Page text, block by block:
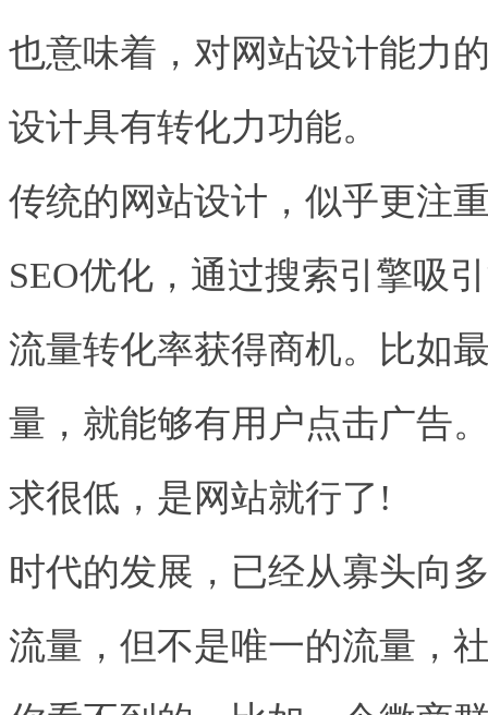
也意味着，对网站设计能力
设计具有转化力功能。
传统的网站设计，似乎更注
SEO优化，通过搜索引擎吸
流量转化率获得商机。比如
量，就能够有用户点击广告
求很低，是网站就行了!
时代的发展，已经从寡头向
流量，但不是唯一的流量，